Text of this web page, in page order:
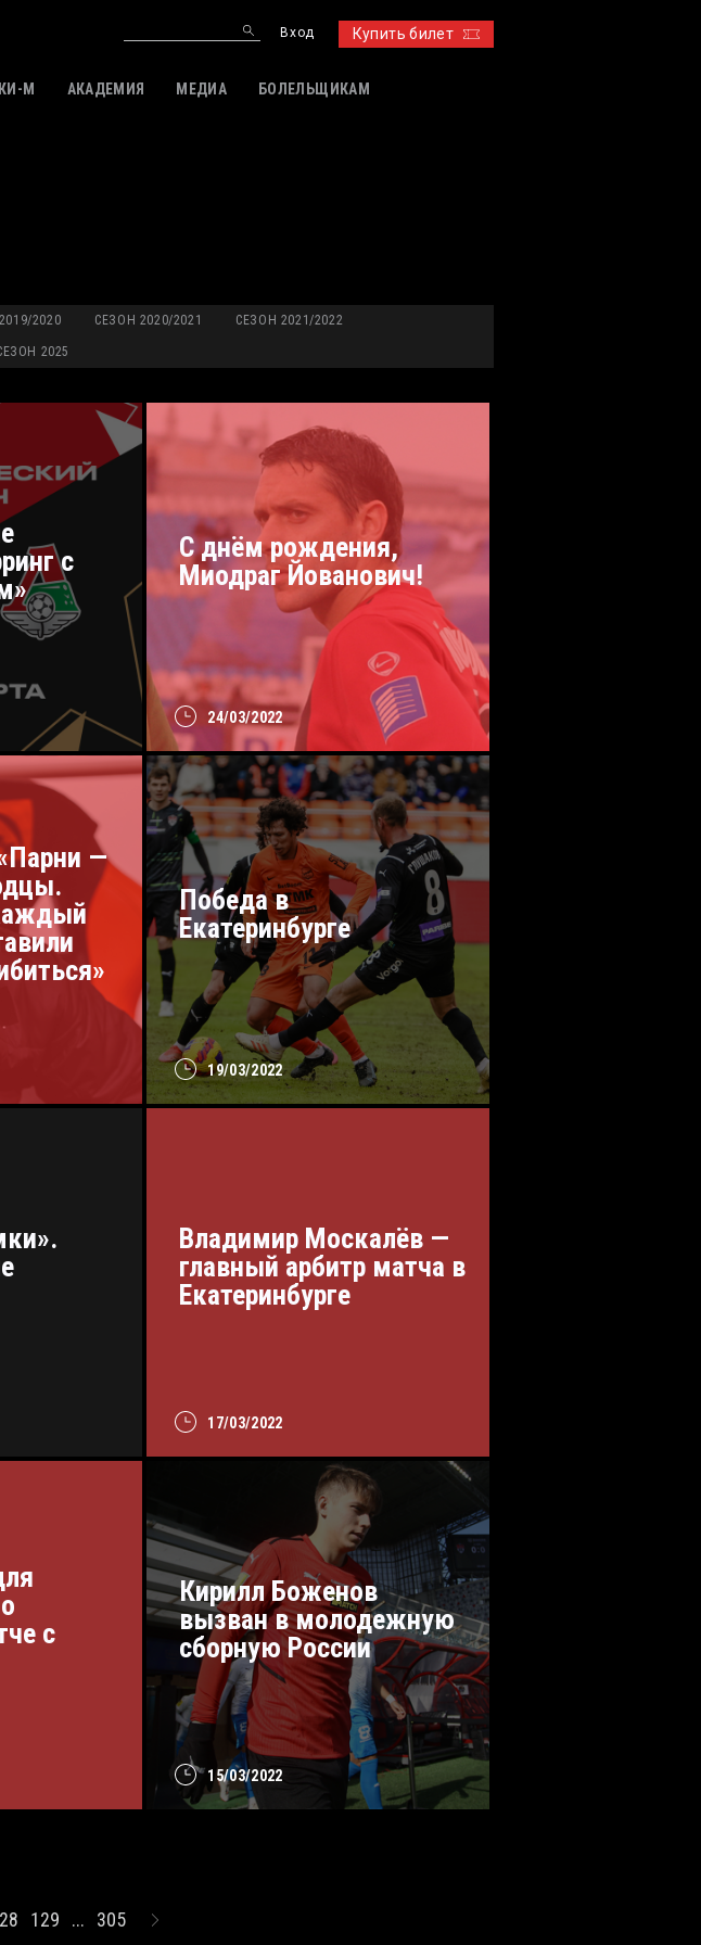
Купить билет
Вход
M АКАДЕМИЯ МЕДИА БОЛЕЛЬЩИКАМ
2020 СЕЗОН 2020/2021 СЕЗОН 2021/2022
2025
с
24/03/2022
С днём рождения,
Миодраг Йованович!
—
19/03/2022
Победа в
Екатеринбурге
17/03/2022
Владимир Москалёв —
главный арбитр матча в
Екатеринбурге
с
15/03/2022
Кирилл Боженов
вызван в молодежную
сборную России
129 ... 305